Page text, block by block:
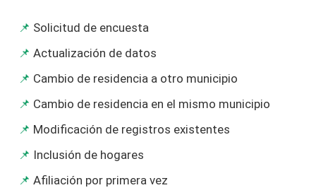
Solicitud de encuesta
Actualización de datos
Cambio de residencia a otro municipio
Cambio de residencia en el mismo municipio
Modificación de registros existentes
Inclusión de hogares
Afiliación por primera vez